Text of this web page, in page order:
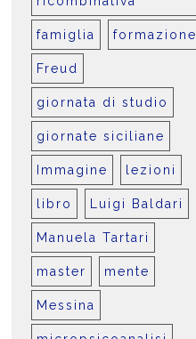
famiglia formazione
Freud
giornata di studio
giornate siciliane
Immagine lezioni
libro Luigi Baldari
Manuela Tartari
master mente
Messina